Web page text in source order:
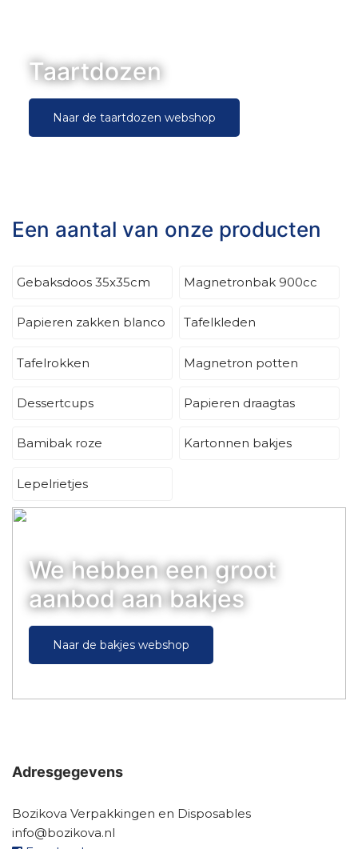
Taartdozen
Naar de taartdozen webshop
Een aantal van onze producten
Gebaksdoos 35x35cm Magnetronbak 900cc
Papieren zakken blanco Tafelkleden
Tafelrokken Magnetron potten
Dessertcups Papieren draagtas
Bamibak roze Kartonnen bakjes
Lepelrietjes
We hebben een groot
aanbod aan bakjes
Naar de bakjes webshop
Adresgegevens
Bozikova Verpakkingen en Disposables
info@bozikova.nl